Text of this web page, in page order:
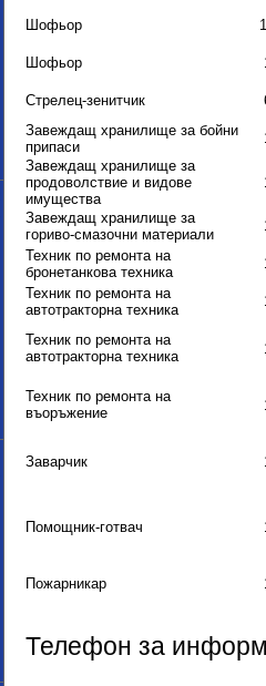
Шофьор
Шофьор
Стрелец-зенитчик
Завеждащ хранилище за бойни
припаси
Завеждащ хранилище за
продоволствие и видове
имущества
Завеждащ хранилище за
гориво-смазочни материали
Техник по ремонта на
бронетанкова техника
Техник по ремонта на
автотракторна техника
Техник по ремонта на
автотракторна техника
Техник по ремонта на
въоръжение
Заварчик
Помощник-готвач
Пожарникар
Телефон за